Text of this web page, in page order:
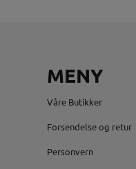
MENY
Våre Butikker
Forsendelse og retur
Personvern